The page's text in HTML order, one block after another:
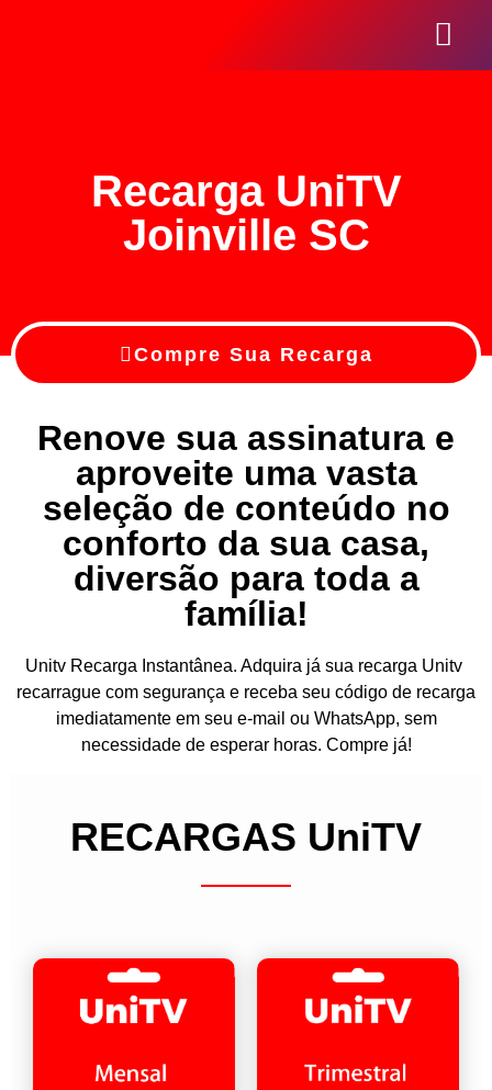
Recarga UniTV
Joinville SC
Compre Sua Recarga
Renove sua assinatura e
aproveite uma vasta
seleção de conteúdo no
conforto da sua casa,
diversão para toda a
família!
Unitv Recarga Instantânea. Adquira já sua recarga Unitv
recarrague com segurança e receba seu código de recarga
imediatamente em seu e-mail ou WhatsApp, sem
necessidade de esperar horas. Compre já!
RECARGAS UniTV